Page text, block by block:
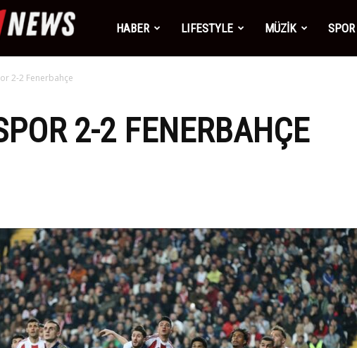
Number1HABER LIFESTYLE MÜZİK SPOR
2-2 Fenerbahçe
2-2 FENERBAHÇE